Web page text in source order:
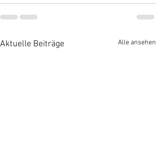
Aktuelle Beiträge Alle ansehen